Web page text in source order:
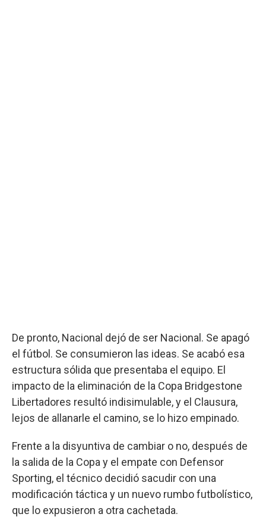
De pronto, Nacional dejó de ser Nacional. Se apagó
el fútbol. Se consumieron las ideas. Se acabó esa
estructura sólida que presentaba el equipo. El
impacto de la eliminación de la Copa Bridgestone
Libertadores resultó indisimulable, y el Clausura,
lejos de allanarle el camino, se lo hizo empinado.
Frente a la disyuntiva de cambiar o no, después de
la salida de la Copa y el empate con Defensor
Sporting, el técnico decidió sacudir con una
modificación táctica y un nuevo rumbo futbolístico,
que lo expusieron a otra cachetada.